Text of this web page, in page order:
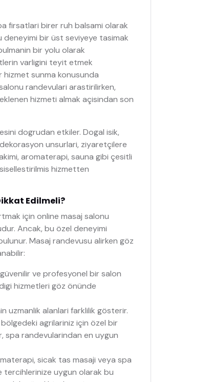
firsatlari birer ruh balsami olarak
deneyimi bir üst seviyeye tasimak
bir yolu olarak
varligini teyit etmek
sunma konusunda
randevulari arastirilirken,
hizmeti almak açisindan son
dogrudan etkiler. Dogal isik,
unsurlari, ziyaretçilere
aromaterapi, sauna gibi çesitli
hizmetten
Edilmeli?
için online masaj salonu
Ancak, bu özel deneyimi
Masaj randevusu alirken göz
ve profesyonel bir salon
hizmetleri göz önünde
uzmanlik alanlari farklilik gösterir.
agrilariniz için özel bir
spa randevularindan en uygun
sicak tas masaji veya spa
tercihlerinize uygun olarak bu